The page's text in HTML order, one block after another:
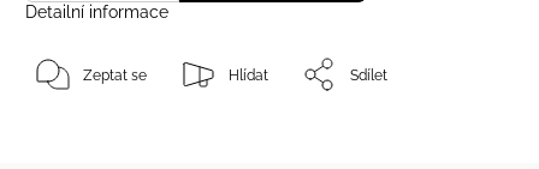
Detailní informace
Zeptat se Hlídat Sdílet